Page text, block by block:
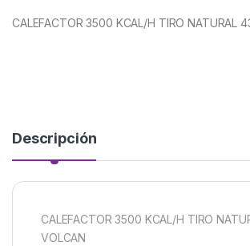
CALEFACTOR 3500 KCAL/H TIRO NATURAL
Descripción
CALEFACTOR 3500 KCAL/H TIRO
VOLCAN